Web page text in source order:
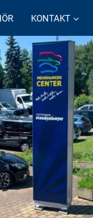
KONTAKT